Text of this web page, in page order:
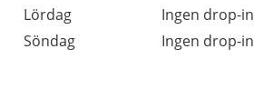
Lördag
Ingen drop-in
Söndag
Ingen drop-in